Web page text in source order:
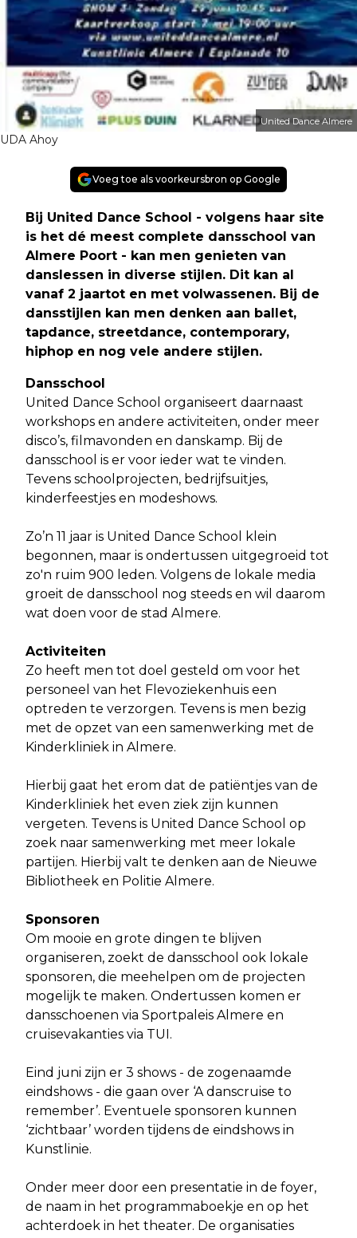
United Dance Almere
UDA Ahoy
Voeg toe als voorkeursbron op Google
Bij United Dance School - volgens haar site
is het dé meest complete dansschool van
Almere Poort - kan men genieten van
danslessen in diverse stijlen. Dit kan al
vanaf 2 jaartot en met volwassenen. Bij de
dansstijlen kan men denken aan ballet,
tapdance, streetdance, contemporary,
hiphop en nog vele andere stijlen.
Dansschool
United Dance School organiseert daarnaast
workshops en andere activiteiten, onder meer
disco’s, filmavonden en danskamp. Bij de
dansschool is er voor ieder wat te vinden.
Tevens schoolprojecten, bedrijfsuitjes,
kinderfeestjes en modeshows.
Zo’n 11 jaar is United Dance School klein
begonnen, maar is ondertussen uitgegroeid tot
zo'n ruim 900 leden. Volgens de lokale media
groeit de dansschool nog steeds en wil daarom
wat doen voor de stad Almere.
Activiteiten
Zo heeft men tot doel gesteld om voor het
personeel van het Flevoziekenhuis een
optreden te verzorgen. Tevens is men bezig
met de opzet van een samenwerking met de
Kinderkliniek in Almere.
Hierbij gaat het erom dat de patiëntjes van de
Kinderkliniek het even ziek zijn kunnen
vergeten. Tevens is United Dance School op
zoek naar samenwerking met meer lokale
partijen. Hierbij valt te denken aan de Nieuwe
Bibliotheek en Politie Almere.
Sponsoren
Om mooie en grote dingen te blijven
organiseren, zoekt de dansschool ook lokale
sponsoren, die meehelpen om de projecten
mogelijk te maken. Ondertussen komen er
dansschoenen via Sportpaleis Almere en
cruisevakanties via TUI.
Eind juni zijn er 3 shows - de zogenaamde
eindshows - die gaan over ‘A danscruise to
remember’. Eventuele sponsoren kunnen
‘zichtbaar’ worden tijdens de eindshows in
Kunstlinie.
Onder meer door een presentatie in de foyer,
de naam in het programmaboekje en op het
achterdoek in het theater. De organisaties